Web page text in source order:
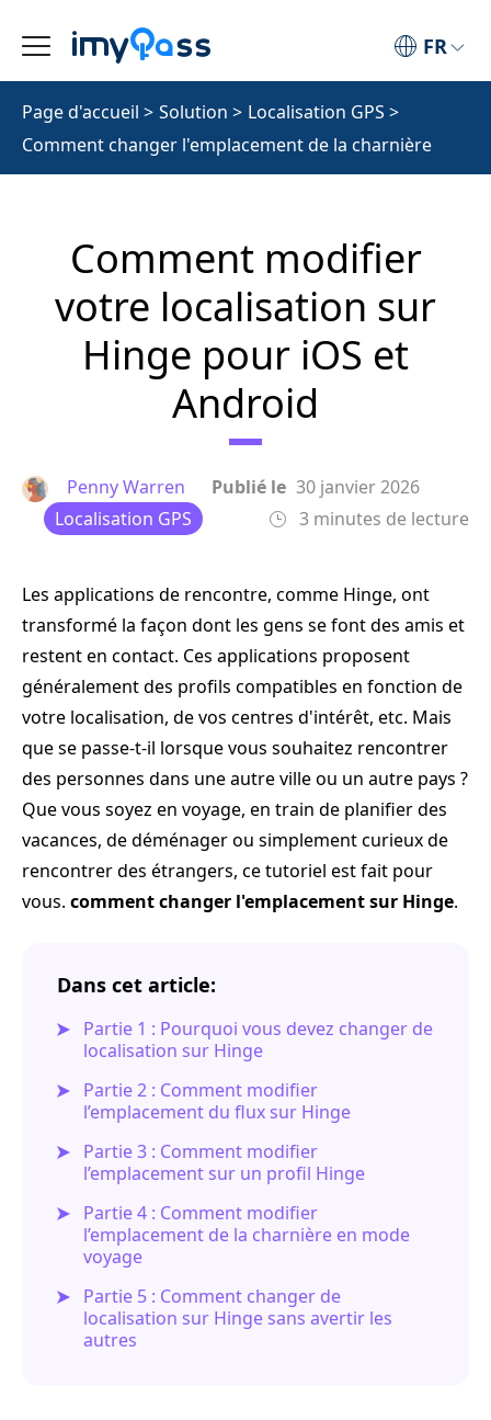
FR
Page d'accueil > Solution > Localisation GPS >
Comment changer l'emplacement de la charnière
Comment modifier
votre localisation sur
Hinge pour iOS et
Android
Penny Warren Publié le 30 janvier 2026
Localisation GPS
3 minutes de lecture
Les applications de rencontre, comme Hinge, ont
transformé la façon dont les gens se font des amis et
restent en contact. Ces applications proposent
généralement des profils compatibles en fonction de
votre localisation, de vos centres d'intérêt, etc. Mais
que se passe-t-il lorsque vous souhaitez rencontrer
des personnes dans une autre ville ou un autre pays ?
Que vous soyez en voyage, en train de planifier des
vacances, de déménager ou simplement curieux de
rencontrer des étrangers, ce tutoriel est fait pour
vous. comment changer l'emplacement sur Hinge.
Dans cet article:
Partie 1 : Pourquoi vous devez changer de
localisation sur Hinge
Partie 2 : Comment modifier
l’emplacement du flux sur Hinge
Partie 3 : Comment modifier
l’emplacement sur un profil Hinge
Partie 4 : Comment modifier
l’emplacement de la charnière en mode
voyage
Partie 5 : Comment changer de
localisation sur Hinge sans avertir les
autres